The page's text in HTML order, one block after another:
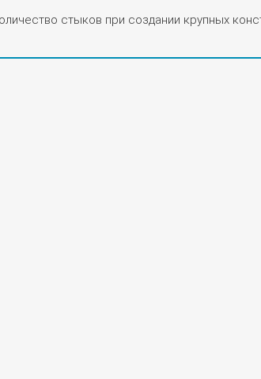
стыков при создании крупных